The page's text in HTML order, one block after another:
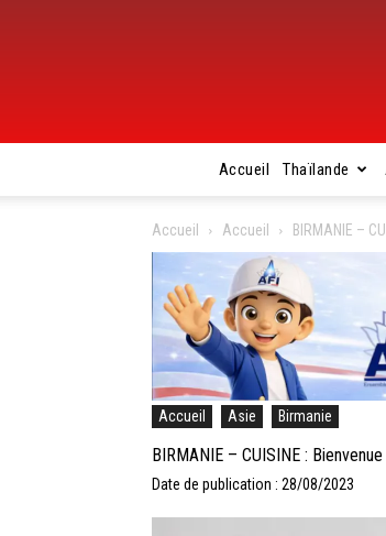
Accueil Thaïlande
Accueil Accueil BIRMANIE –
Accueil Asie Birmanie
BIRMANIE – CUISINE :
Date de publication : 28/08/2023